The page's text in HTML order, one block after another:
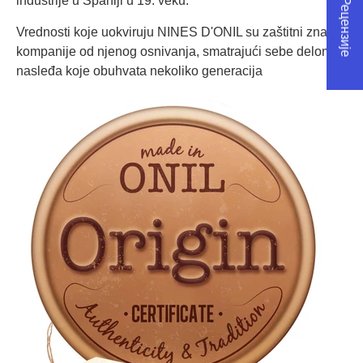
Vrednosti koje uokviruju NINES D'ONIL su zaštitni znak
kompanije od njenog osnivanja, smatrajući sebe delom
nasleđa koje obuhvata nekoliko generacija
★ Рецензије